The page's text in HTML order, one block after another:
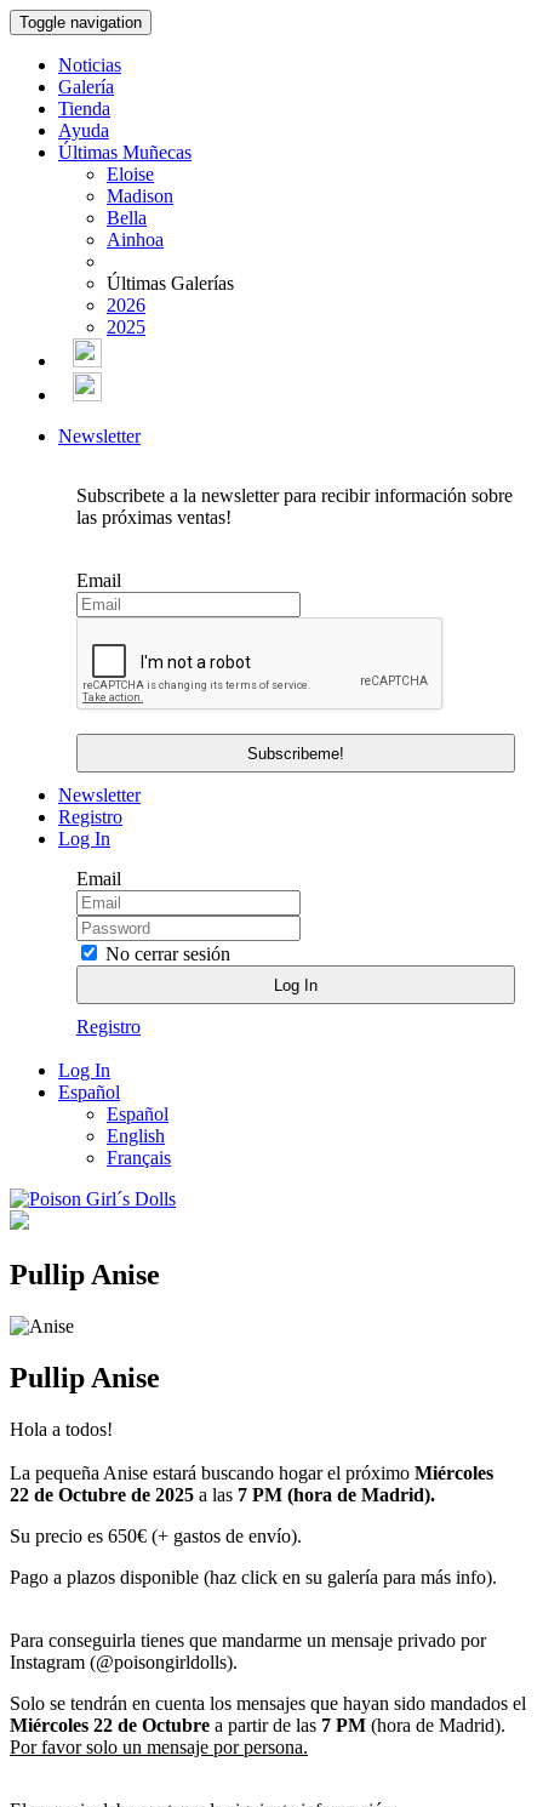
Toggle navigation
Noticias
Galería
Tienda
Ayuda
Últimas Muñecas
Eloise
Madison
Bella
Ainhoa
Últimas Galerías
2026
2025
Newsletter
Subscribete a la newsletter para recibir información sobre
las próximas ventas!
Email
Newsletter
Registro
Log In
Email
No cerrar sesión
Registro
Log In
Español
Español
English
Français
Pullip Anise
Pullip Anise
Hola a todos!
La pequeña Anise estará buscando hogar el próximo Miércoles
22 de Octubre de 2025 a las 7 PM (hora de Madrid).
Su precio es 650€ (+ gastos de envío).
Pago a plazos disponible (haz click en su galería para más info).
Para conseguirla tienes que mandarme un mensaje privado por
Instagram (@poisongirldolls).
Solo se tendrán en cuenta los mensajes que hayan sido mandados el
Miércoles 22 de Octubre a partir de las 7 PM (hora de Madrid).
Por favor solo un mensaje por persona.